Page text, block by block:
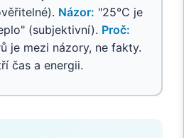
Názor: "25°C je
(subjektivní). Proč:
je mezi názory, ne fakty.
čas a energii.